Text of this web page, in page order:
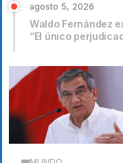
agosto 5, 2026
Waldo Fernández
“El único